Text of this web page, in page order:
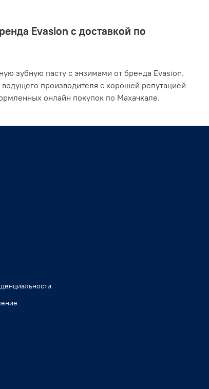
Evasion с доставкой по
зубную пасту с энзимами от бренда Evasion.
производителя с хорошей репутацией
онлайн покупок по Махачкале.